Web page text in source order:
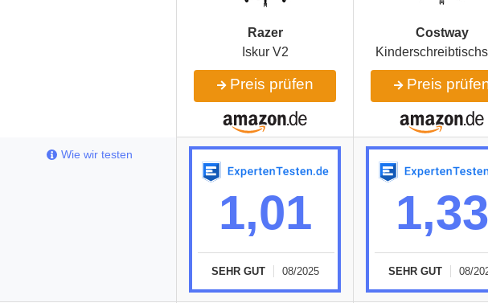
Razer Costway
Iskur V2
Preis prüfen Preis
1,01
SEHR GUT 08/2025
1,33
SEHR GUT 08/
Wie wir testen